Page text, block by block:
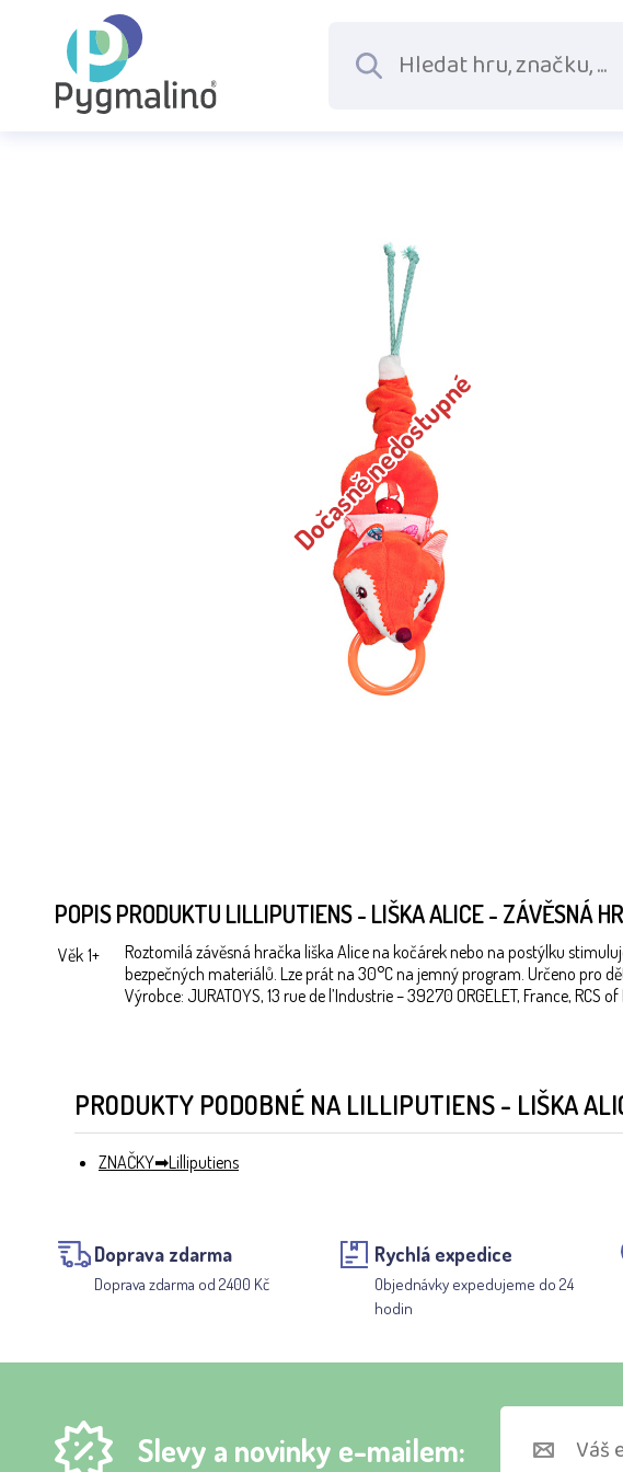
Dočasně nedostupné
POPIS PRODUKTU LILLIPUTIENS - LIŠKA ALICE - ZÁVĚSNÁ
Věk 1+
Roztomilá závěsná hračka liška Alice na kočárek nebo na postýlku
bezpečných materiálů. Lze prát na 30°C na jemný program. Určeno pro
Výrobce: JURATOYS, 13 rue de l’Industrie – 39270 ORGELET, France, RCS
PRODUKTY PODOBNÉ NA LILLIPUTIENS - LIŠKA
ZNAČKY Lilliputiens
Doprava zdarma
Doprava zdarma od 2400 Kč
Rychlá expedice
Objednávky expedujeme do 24
hodin
Slevy a novinky e-mailem: